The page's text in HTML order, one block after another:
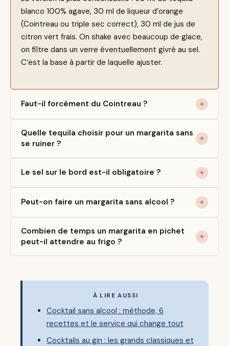
blanco 100% agave, 30 ml de liqueur d’orange
(Cointreau ou triple sec correct), 30 ml de jus de
citron vert frais. On shake avec beaucoup de glace,
on filtre dans un verre éventuellement givré au sel.
C’est la base à partir de laquelle ajuster.
Faut-il forcément du Cointreau ?
Quelle tequila choisir pour un margarita sans
se ruiner ?
Le sel sur le bord est-il obligatoire ?
Peut-on faire un margarita sans alcool ?
Combien de temps un margarita en pichet
peut-il attendre au frigo ?
À LIRE AUSSI
Cocktail sans alcool : méthode, 6
recettes et le service qui change tout
Cocktails au gin : les grands classiques et